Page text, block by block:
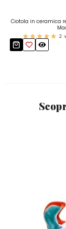
Ciotola in ceramica
2